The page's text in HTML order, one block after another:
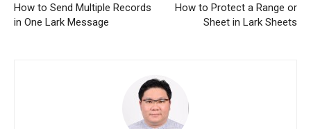
How to Send Multiple Records
in One Lark Message
How to Protect a Range or
Sheet in Lark Sheets